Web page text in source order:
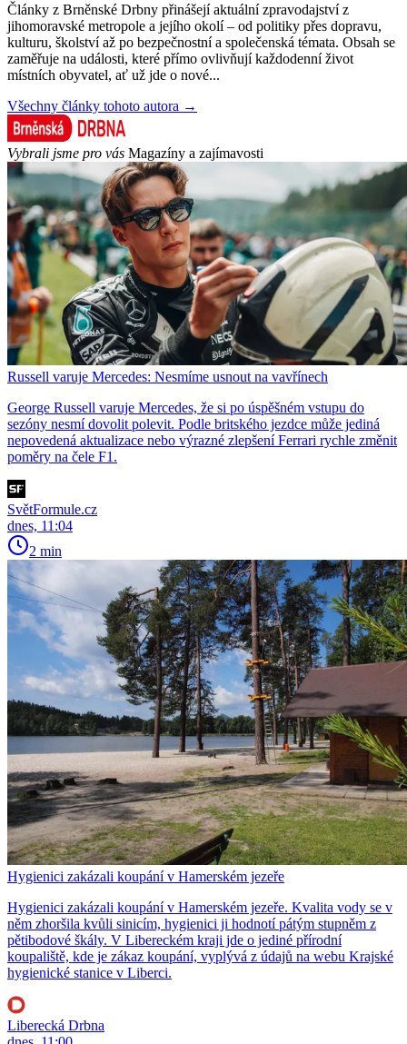
Články z Brněnské Drbny přinášejí aktuální zpravodajství z
jihomoravské metropole a jejího okolí – od politiky přes dopravu,
kulturu, školství až po bezpečnostní a společenská témata. Obsah se
zaměřuje na události, které přímo ovlivňují každodenní život
místních obyvatel, ať už jde o nové...
Všechny články tohoto autora →
Vybrali jsme pro vás Magazíny a zajímavosti
Russell varuje Mercedes: Nesmíme usnout na vavřínech
George Russell varuje Mercedes, že si po úspěšném vstupu do
sezóny nesmí dovolit polevit. Podle britského jezdce může jediná
nepovedená aktualizace nebo výrazné zlepšení Ferrari rychle změnit
poměry na čele F1.
SvětFormule.cz
dnes, 11:04
2 min
Hygienici zakázali koupání v Hamerském jezeře
Hygienici zakázali koupání v Hamerském jezeře. Kvalita vody se v
něm zhoršila kvůli sinicím, hygienici ji hodnotí pátým stupněm z
pětibodové škály. V Libereckém kraji jde o jediné přírodní
koupaliště, kde je zákaz koupání, vyplývá z údajů na webu Krajské
hygienické stanice v Liberci.
Liberecká Drbna